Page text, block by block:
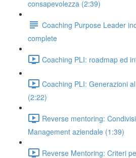
consapevolezza (2:39)
Coaching Purpose Leader
complete
Coaching PLI: roadmap ed
Coaching PLI: Generazioni
(2:22)
Reverse mentoring:
Management aziendale (1:39)
Reverse Mentoring: Criteri